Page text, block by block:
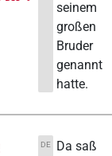
seinem
großen
Bruder
genannt
hatte.
DE
Da saß